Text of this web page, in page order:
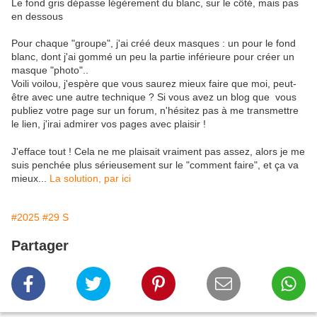
Le fond gris dépasse légèrement du blanc, sur le côté, mais pas
en dessous
Pour chaque "groupe", j'ai créé deux masques : un pour le fond
blanc, dont j'ai gommé un peu la partie inférieure pour créer un
masque "photo"..
Voili voilou, j'espère que vous saurez mieux faire que moi, peut-
être avec une autre technique ? Si vous avez un blog que vous
publiez votre page sur un forum, n'hésitez pas à me transmettre
le lien, j'irai admirer vos pages avec plaisir !
J'efface tout ! Cela ne me plaisait vraiment pas assez, alors je me
suis penchée plus sérieusement sur le "comment faire", et ça va
mieux...
La solution, par ici
#2025 #29 S
Partager